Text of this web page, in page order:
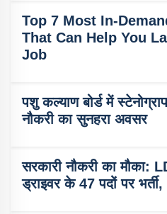
Top 7 Most In-
That Can Help You
Job
पशु कल्याण बोर्ड में
नौकरी का सुनहरा अवसर
सरकारी नौकरी का मौका:
ड्राइवर के 47 पदों पर